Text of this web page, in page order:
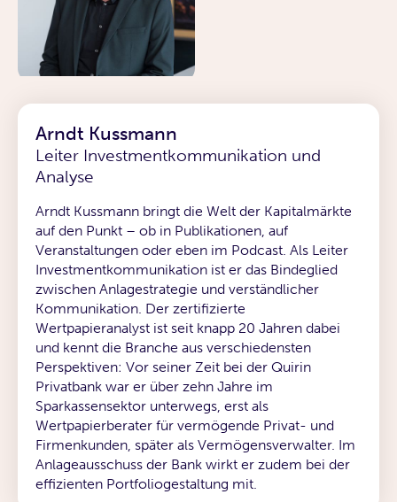
Arndt Kussmann
Leiter Investmentkommunikation und
Analyse
Arndt Kussmann bringt die Welt der Kapitalmärkte
auf den Punkt – ob in Publikationen, auf
Veranstaltungen oder eben im Podcast. Als Leiter
Investmentkommunikation ist er das Bindeglied
zwischen Anlagestrategie und verständlicher
Kommunikation. Der zertifizierte
Wertpapieranalyst ist seit knapp 20 Jahren dabei
und kennt die Branche aus verschiedensten
Perspektiven: Vor seiner Zeit bei der Quirin
Privatbank war er über zehn Jahre im
Sparkassensektor unterwegs, erst als
Wertpapierberater für vermögende Privat- und
Firmenkunden, später als Vermögensverwalter. Im
Anlageausschuss der Bank wirkt er zudem bei der
effizienten Portfoliogestaltung mit.